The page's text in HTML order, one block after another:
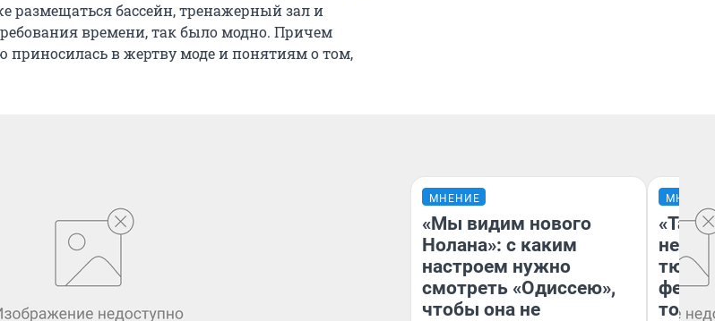
размещаться бассейн, тренажерный зал и
времени, так было модно. Причем
приносилась в жертву моде и понятиям о том,
МНЕНИЕ
«Мы видим нового
Нолана»: с каким
настроем нужно
смотреть «Одиссею»,
чтобы она не
не